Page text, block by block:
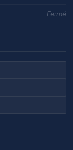
Fermé